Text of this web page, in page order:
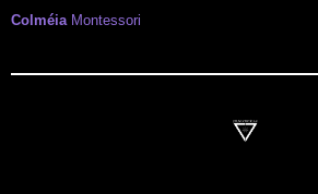
Colméia Montessori